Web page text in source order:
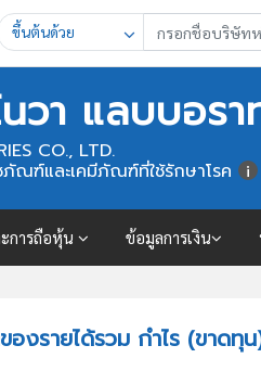
ขึ้นต้นด้วย
วา แลบบอร
CO., LTD.
ณฑ์และเคมีภัณฑ์ที่ใช้รักษาโรค
การถือหุ้น ข้อมูลการเงิน
องรายได้รวม กำไร (ขาด